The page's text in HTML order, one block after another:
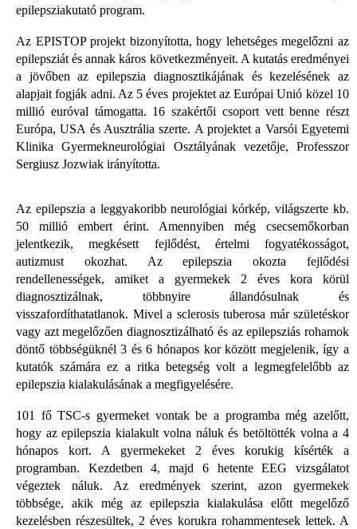
epilepsziakutató program.
Az EPISTOP projekt bizonyította, hogy lehetséges megelőzni az
epilepsziát és annak káros következményeit. A kutatás eredményei
a jövőben az epilepszia diagnosztikájának és kezelésének az
alapjait fogják adni. Az 5 éves projektet az Európai Unió közel 10
millió euróval támogatta. 16 szakértői csoport vett benne részt
Európa, USA és Ausztrália szerte. A projektet a Varsói Egyetemi
Klinika Gyermekneurológiai Osztályának vezetője, Professzor
Sergiusz Jozwiak irányította.
Az epilepszia a leggyakoribb neurológiai kórkép, világszerte kb.
50 millió embert érint. Amennyiben még csecsemőkorban
jelentkezik, megkésett fejlődést, értelmi fogyatékosságot,
autizmust okozhat. Az epilepszia okozta fejlődési
rendellenességek, amiket a gyermekek 2 éves kora körül
diagnosztizálnak, többnyire állandósulnak és
visszafordíthatatlanok. Mivel a sclerosis tuberosa már születéskor
vagy azt megelőzően diagnosztizálható és az epilepsziás rohamok
döntő többségüknél 3 és 6 hónapos kor között megjelenik, így a
kutatók számára ez a ritka betegség volt a legmegfelelőbb az
epilepszia kialakulásának a megfigyelésére.
101 fő TSC-s gyermeket vontak be a programba még azelőtt,
hogy az epilepszia kialakult volna náluk és betöltötték volna a 4
hónapos kort. A gyermekeket 2 éves korukig kísérték a
programban. Kezdetben 4, majd 6 hetente EEG vizsgálatot
végeztek náluk. Az eredmények szerint, azon gyermekek
többsége, akik még az epilepszia kialakulása előtt megelőző
kezelésben részesültek, 2 éves korukra rohammentesek lettek. A